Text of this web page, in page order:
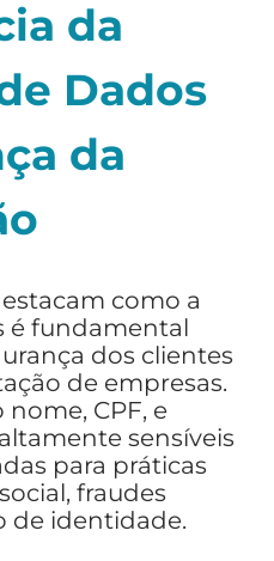
da
Dados
da
como a
é fundamental
dos clientes
de empresas.
CPF, e
sensíveis
para práticas
fraudes
de identidade.